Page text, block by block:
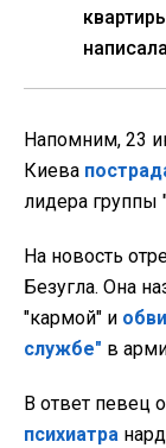
Напомним, 23
Киева
лидера группы
На новость
Безугла. Она
"кармой" и
службе" в
В ответ певец
психиатра